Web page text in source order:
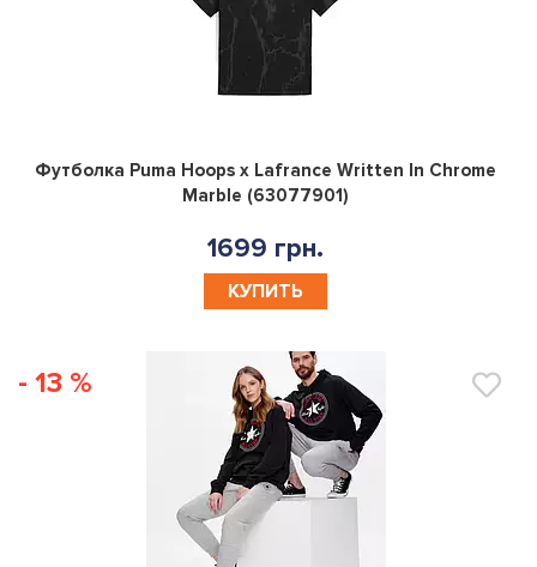
0
Футболка Puma Hoops x Lafrance Written In Chrome
Marble (63077901)
1699 грн.
КУПИТЬ
- 13 %